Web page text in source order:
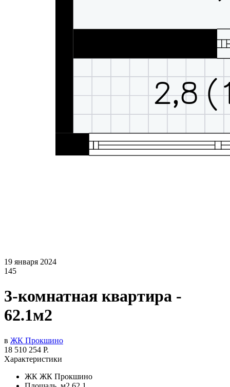
19 января 2024
145
3-комнатная квартира -
62.1м2
в ЖК Прокшино
18 510 254 Р.
Характеристики
ЖК ЖК Прокшино